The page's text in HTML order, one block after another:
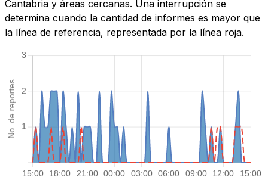
Cantabria y áreas cercanas. Una interrupción se
determina cuando la cantidad de informes es mayor que
la línea de referencia, representada por la línea roja.